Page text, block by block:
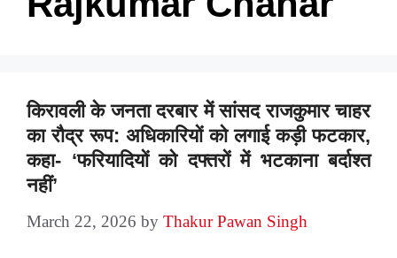
किरावली के जनता दरबार में सांसद राजकुमार चाहर
का रौद्र रूप: अधिकारियों को लगाई कड़ी फटकार,
कहा- ‘फरियादियों को दफ्तरों में भटकाना बर्दाश्त
नहीं’
March 22, 2026 by Thakur Pawan Singh